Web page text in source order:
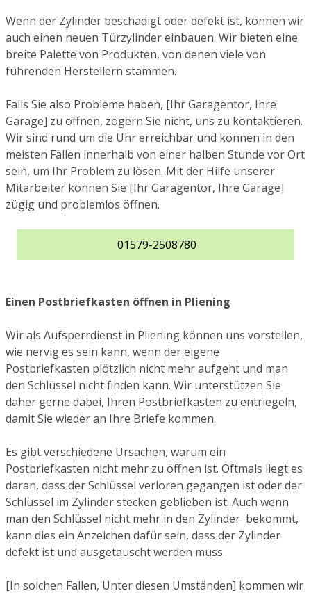
Wenn der Zylinder beschädigt oder defekt ist, können wir
auch einen neuen Türzylinder einbauen. Wir bieten eine
breite Palette von Produkten, von denen viele von
führenden Herstellern stammen.
Falls Sie also Probleme haben, [Ihr Garagentor, Ihre
Garage] zu öffnen, zögern Sie nicht, uns zu kontaktieren.
Wir sind rund um die Uhr erreichbar und können in den
meisten Fällen innerhalb von einer halben Stunde vor Ort
sein, um Ihr Problem zu lösen. Mit der Hilfe unserer
Mitarbeiter können Sie [Ihr Garagentor, Ihre Garage]
zügig und problemlos öffnen.
01579-2508780
Einen Postbriefkasten öffnen in Pliening
Wir als Aufsperrdienst in Pliening können uns vorstellen,
wie nervig es sein kann, wenn der eigene
Postbriefkasten plötzlich nicht mehr aufgeht und man
den Schlüssel nicht finden kann. Wir unterstützen Sie
daher gerne dabei, Ihren Postbriefkasten zu entriegeln,
damit Sie wieder an Ihre Briefe kommen.
Es gibt verschiedene Ursachen, warum ein
Postbriefkasten nicht mehr zu öffnen ist. Oftmals liegt es
daran, dass der Schlüssel verloren gegangen ist oder der
Schlüssel im Zylinder stecken geblieben ist. Auch wenn
man den Schlüssel nicht mehr in den Zylinder bekommt,
kann dies ein Anzeichen dafür sein, dass der Zylinder
defekt ist und ausgetauscht werden muss.
[In solchen Fällen, Unter diesen Umständen] kommen wir